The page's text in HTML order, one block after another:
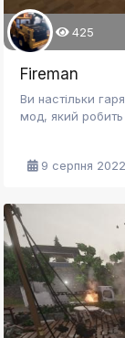
425
Fireman
Ви настільки
мод, який
9 серпня 2022